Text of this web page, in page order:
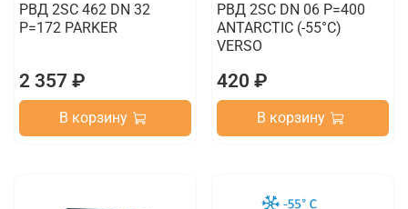
РВД 2SC 462 DN 32
P=172 PARKER
2 357 ₽
В корзину
РВД 2SC DN 06 P=400
ANTARCTIC (-55°C)
VERSO
420 ₽
В корзину